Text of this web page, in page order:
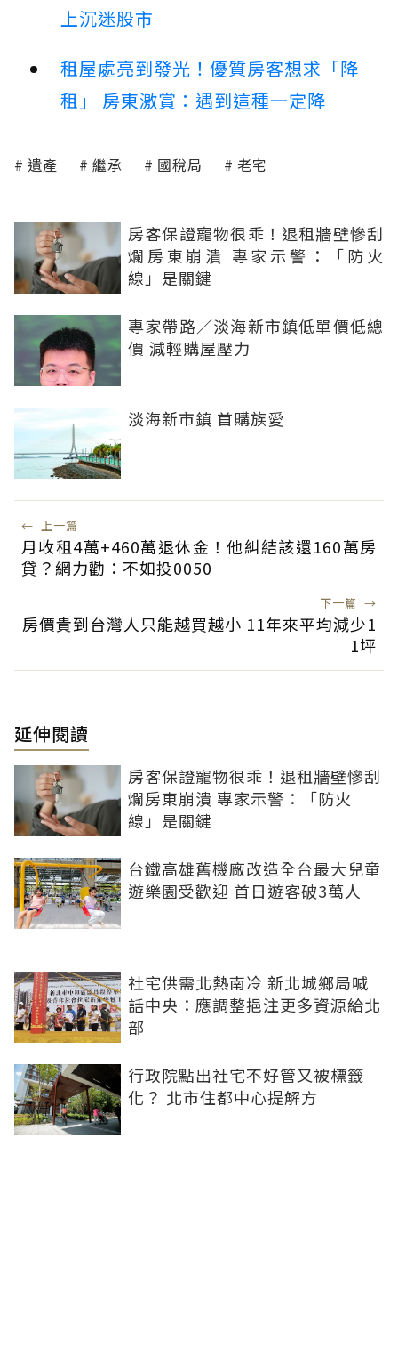
上沉迷股市
租屋處亮到發光！優質房客想求「降
租」 房東激賞：遇到這種一定降
遺產 繼承 國稅局 老宅
房客保證寵物很乖！退租牆壁慘刮
爛房東崩潰 專家示警：「防火
線」是關鍵
專家帶路／淡海新市鎮低單價低總
價 減輕購屋壓力
淡海新市鎮 首購族愛
← 上一篇
月收租4萬+460萬退休金！他糾結該還160萬房
貸？網力勸：不如投0050
下一篇 →
房價貴到台灣人只能越買越小 11年來平均減少1
1坪
延伸閱讀
房客保證寵物很乖！退租牆壁慘刮
爛房東崩潰 專家示警：「防火
線」是關鍵
台鐵高雄舊機廠改造全台最大兒童
遊樂園受歡迎 首日遊客破3萬人
社宅供需北熱南冷 新北城鄉局喊
話中央：應調整挹注更多資源給北
部
行政院點出社宅不好管又被標籤
化？ 北市住都中心提解方